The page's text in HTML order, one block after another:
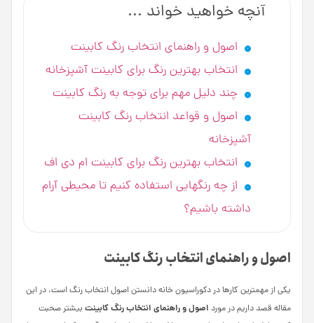
آنچه خواهید خواند ...
اصول و راهنمای انتخاب رنگ کابینت
انتخاب بهترین رنگ برای کابینت آشپزخانه
چند دلیل مهم برای توجه به رنگ کابینت
اصول و قواعد انتخاب رنگ کابینت
آشپزخانه
انتخاب بهترین رنگ برای کابینت ام دی اف
از چه رنگ­هایی استفاده کنیم تا محیطی آرام
داشته باشیم؟
اصول و راهنمای انتخاب رنگ کابینت
یکی از مهم­ترین کارها در دکوراسیون خانه دانستن اصول انتخاب رنگ است. در این
مقاله قصد داریم در مورداصول و راهنمای انتخاب رنگ کابینتبیشتر صحبت